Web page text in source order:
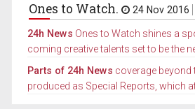
Ones to Watch. 24 Nov 2016
24h News Ones to Watch shines a
coming creative talents set to be the
Parts of 24h News coverage beyond
produced as Special Reports, which